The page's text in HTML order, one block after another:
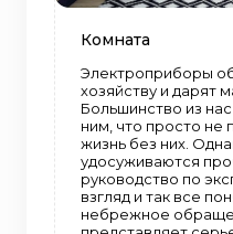
Комната
Электроприборы
хозяйству и дарят
Большинство из
ним, что просто не
жизнь без них.
удосуживаются
руководство по
взгляд и так все
небрежное